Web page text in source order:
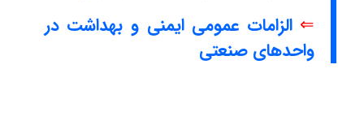
⇐الزامات عمومی ایمنی و بهداشت در
واحدهای صنعتی